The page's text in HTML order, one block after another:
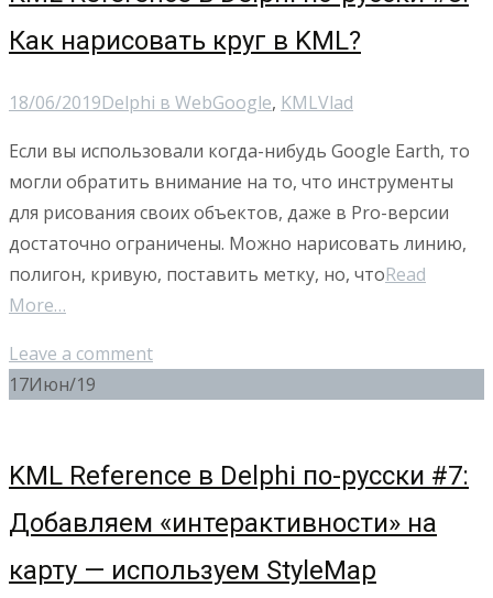
Как нарисовать круг в KML?
18/06/2019Delphi в WebGoogle, KMLVlad
Если вы использовали когда-нибудь Google Earth, то
могли обратить внимание на то, что инструменты
для рисования своих объектов, даже в Pro-версии
достаточно ограничены. Можно нарисовать линию,
полигон, кривую, поставить метку, но, чтоRead
More…
Leave a comment
17Июн/19
KML Reference в Delphi по-русски #7:
Добавляем «интерактивности» на
карту — используем StyleMap